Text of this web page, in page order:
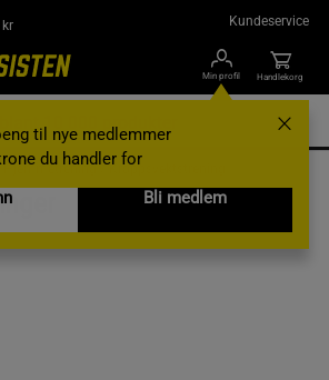
Kundeservice
Min profil
til nye medlemmer
du handler for
Bli medlem
Handlekorg
Hjemmetrening /Kroppsvektstrening